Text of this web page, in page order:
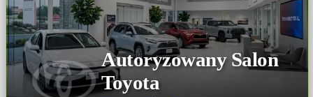
Autoryzowany Salon
Toyota